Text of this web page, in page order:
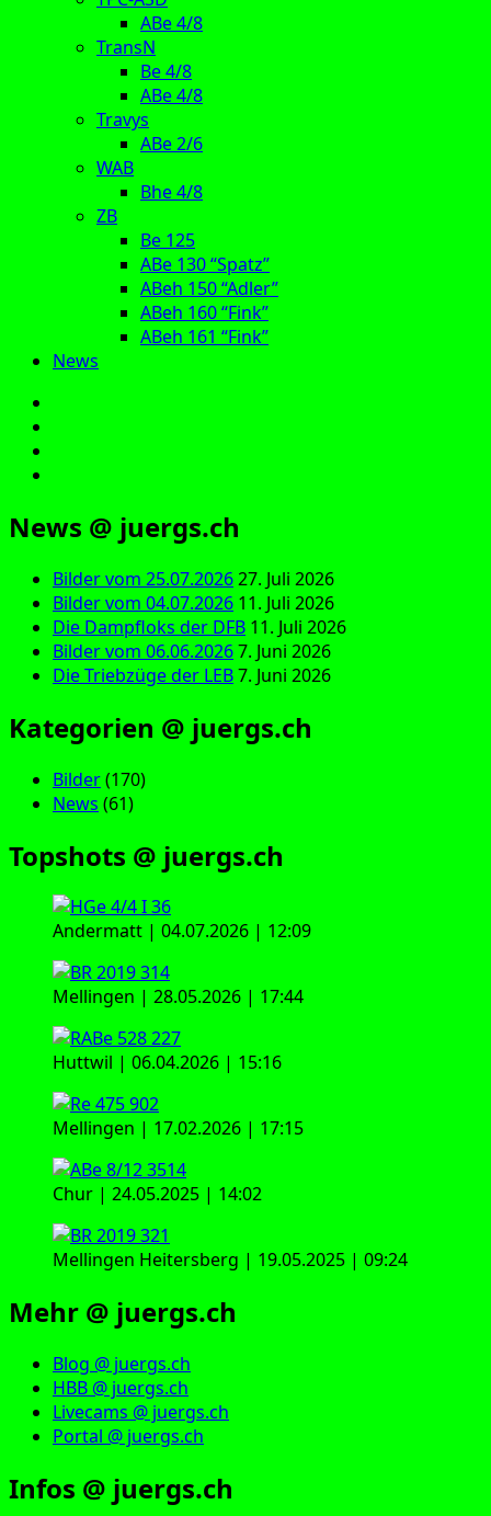
ABe 4/8
TransN
Be 4/8
ABe 4/8
Travys
ABe 2/6
WAB
Bhe 4/8
ZB
Be 125
ABe 130 “Spatz”
ABeh 150 “Adler”
ABeh 160 “Fink”
ABeh 161 “Fink”
News
News @ juergs.ch
Bilder vom 25.07.202627. Juli 2026
Bilder vom 04.07.2026 11. Juli 2026
Die Dampfloks der DFB 11. Juli 2026
Bilder vom 06.06.20267. Juni 2026
Die Triebzüge der LEB7. Juni 2026
Kategorien @ juergs.ch
Bilder(170)
News (61)
Topshots @ juergs.ch
Andermatt | 04.07.2026 | 12:09
Mellingen | 28.05.2026 | 17:44
Huttwil | 06.04.2026 | 15:16
Mellingen | 17.02.2026 | 17:15
Chur | 24.05.2025 | 14:02
Mellingen Heitersberg | 19.05.2025 | 09:24
Mehr @ juergs.ch
Blog @ juergs.ch
HBB @ juergs.ch
Livecams @ juergs.ch
Portal @ juergs.ch
Infos @ juergs.ch